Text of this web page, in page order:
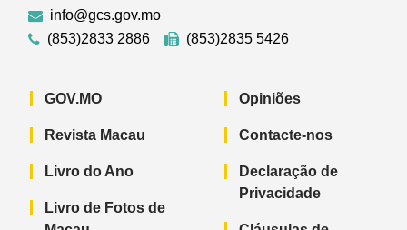
info@gcs.gov.mo
(853)2833 2886
(853)2835 5426
GOV.MO
Revista Macau
Livro do Ano
Livro de Fotos de
Opiniões
Contacte-nos
Declaração de
Privacidade